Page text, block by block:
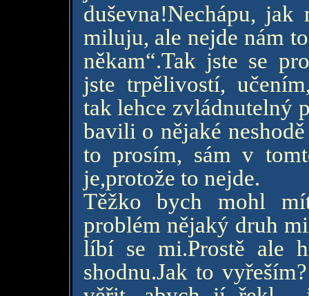
duševna!Nechápu,
miluju, ale nejde nám
někam“.Tak jste se
jste trpělivostí,
tak lehce zvládnutelný
bavili o nějaké
to prosím, sám v
je,protože to nejde.
Těžko bych mohl
problém nějaký druh
líbí se mi.Prostě ale
shodnu.Jak to